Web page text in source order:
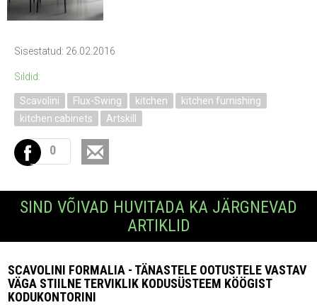
Sisestatud: 26.02.2016
Sildid:
Scavolini Flux-Swing kitchen
kitchen furnishing
kitchen cabinets
Artskill
0
SIND VÕIVAD HUVITADA KA JÄRGNEVAD
ARTIKLID
SCAVOLINI FORMALIA - TÄNASTELE OOTUSTELE VASTAV
VÄGA STIILNE TERVIKLIK KODUSÜSTEEM KÖÖGIST
KODUKONTORINI